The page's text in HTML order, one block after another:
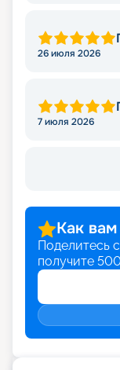
26 июля 2026
7 июля 2026
Как
Поделитесь
получите